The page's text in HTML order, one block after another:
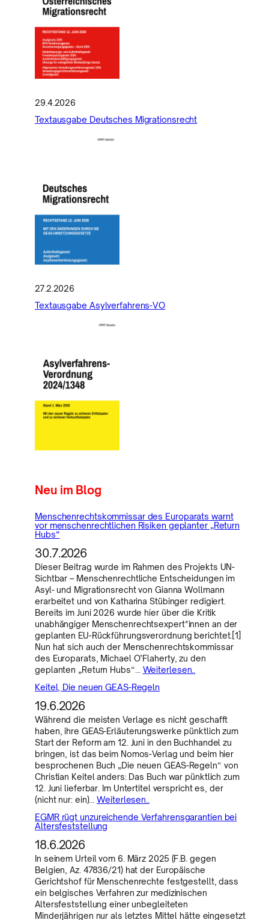
29.4.2026
Textausgabe Deutsches Migrationsrecht
27.2.2026
Textausgabe Asylverfahrens-VO
Neu im Blog
Menschenrechtskommissar des Europarats warnt
vor menschenrechtlichen Risiken geplanter „Return
Hubs“
30.7.2026
Dieser Beitrag wurde im Rahmen des Projekts UN-
Sichtbar – Menschenrechtliche Entscheidungen im
Asyl- und Migrationsrecht von Gianna Wollmann
erarbeitet und von Katharina Stübinger redigiert.
Bereits im Juni 2026 wurde hier über die Kritik
unabhängiger Menschenrechtsexpert*innen an der
geplanten EU-Rückführungsverordnung berichtet.[1]
Nun hat sich auch der Menschenrechtskommissar
des Europarats, Michael O’Flaherty, zu den
geplanten „Return Hubs“… Weiterlesen..
Keitel, Die neuen GEAS-Regeln
19.6.2026
Während die meisten Verlage es nicht geschafft
haben, ihre GEAS-Erläuterungswerke pünktlich zum
Start der Reform am 12. Juni in den Buchhandel zu
bringen, ist das beim Nomos-Verlag und beim hier
besprochenen Buch „Die neuen GEAS-Regeln“ von
Christian Keitel anders: Das Buch war pünktlich zum
12. Juni lieferbar. Im Untertitel verspricht es, der
(nicht nur: ein)…Weiterlesen..
EGMR rügt unzureichende Verfahrensgarantien bei
Altersfeststellung
18.6.2026
In seinem Urteil vom 6. März 2025 (F.B. gegen
Belgien, Az. 47836/21) hat der Europäische
Gerichtshof für Menschenrechte festgestellt, dass
ein belgisches Verfahren zur medizinischen
Altersfeststellung einer unbegleiteten
Minderjährigen nur als letztes Mittel hätte eingesetzt